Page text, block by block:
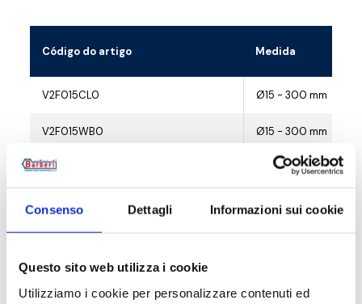
Consenso Dettagli Informazioni sui cookie
Questo sito web utilizza i cookie
Utilizziamo i cookie per personalizzare contenuti ed
Código do artigo Medida
V2F015CL0 Ø15 - 300 mm
V2F015WB0 Ø15 - 300 mm
V2F015BM0 Ø15 - 300 mm
Descrição